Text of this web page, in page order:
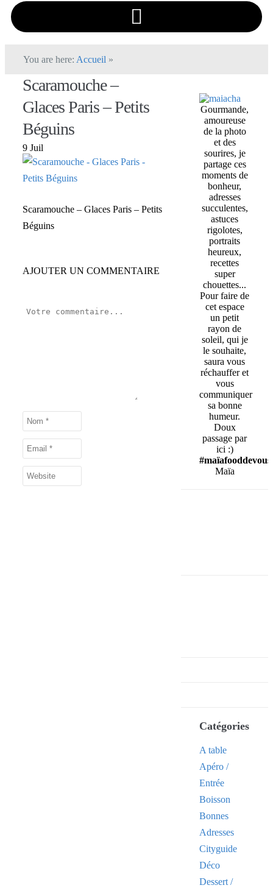
You are here: Accueil »
Scaramouche –
Glaces Paris – Petits
Béguins
9 Juil
Scaramouche – Glaces Paris – Petits
Béguins
AJOUTER UN COMMENTAIRE
Gourmande,
amoureuse
de la photo
et des
sourires, je
partage ces
moments de
bonheur,
adresses
succulentes,
astuces
rigolotes,
portraits
heureux,
recettes
super
chouettes...
Pour faire de
cet espace
un petit
rayon de
soleil, qui je
le souhaite,
saura vous
réchauffer et
vous
communiquer
sa bonne
humeur.
Doux
passage par
ici :)
#maïafooddevous
Maïa
Catégories
A table
Apéro /
Entrée
Boisson
Bonnes
Adresses
Cityguide
Déco
Dessert /